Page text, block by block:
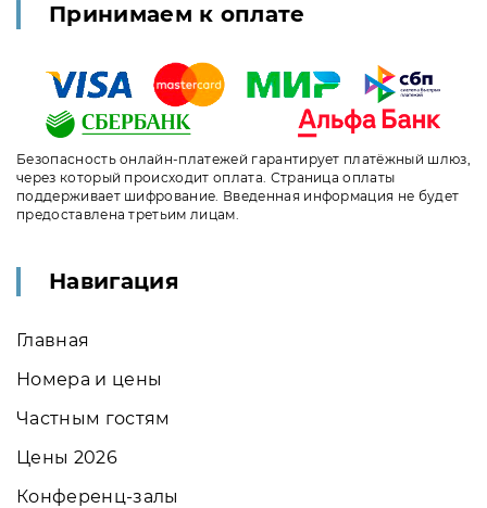
Принимаем к оплате
Безопасность онлайн-платежей гарантирует платёжный шлюз,
через который происходит оплата. Страница оплаты
поддерживает шифрование. Введенная информация не будет
предоставлена третьим лицам.
Навигация
Главная
Номера и цены
Частным гостям
Цены 2026
Конференц-залы